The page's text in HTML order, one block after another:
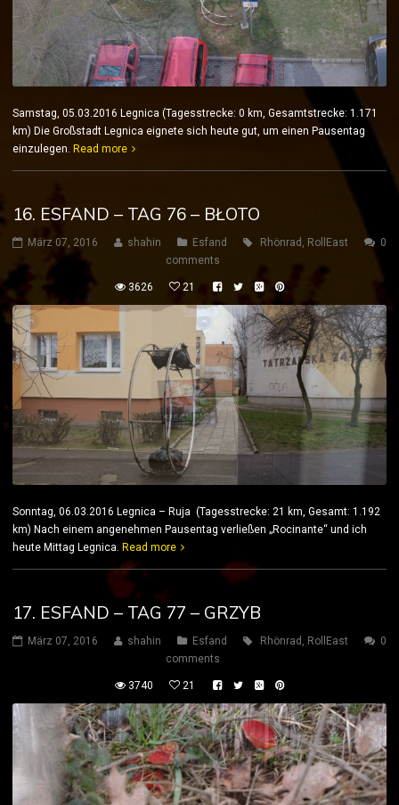
Samstag, 05.03.2016 Legnica (Tagesstrecke: 0 km, Gesamtstrecke: 1.171
km) Die Großstadt Legnica eignete sich heute gut, um einen Pausentag
einzulegen. Read more
16. ESFAND – TAG 76 – BŁOTO
März 07, 2016 shahin Esfand Rhönrad , RollEast
0
comments
3626 21
Sonntag, 06.03.2016 Legnica – Ruja (Tagesstrecke: 21 km, Gesamt: 1.192
km) Nach einem angenehmen Pausentag verließen „Rocinante“ und ich
heute Mittag Legnica. Read more
17. ESFAND – TAG 77 – GRZYB
März 07, 2016 shahin Esfand Rhönrad , RollEast
0
comments
3740 21